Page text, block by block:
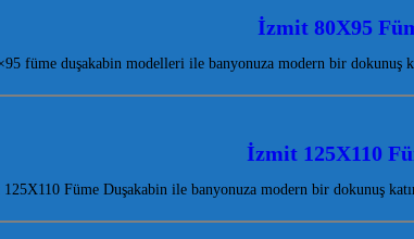
İzmit 80X95
füme duşakabin modelleri ile banyonuza modern bir
İzmit 125X110
Füme Duşakabin ile banyonuza modern bir dokunuş